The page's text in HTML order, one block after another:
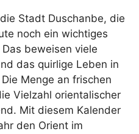
Stadt Duschanbe, die
noch ein wichtiges
beweisen viele
das quirlige Leben in
Menge an frischen
Vielzahl orientalischer
Mit diesem Kalender
den Orient im